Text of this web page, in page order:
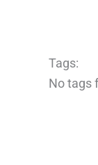
Tags:
No tags